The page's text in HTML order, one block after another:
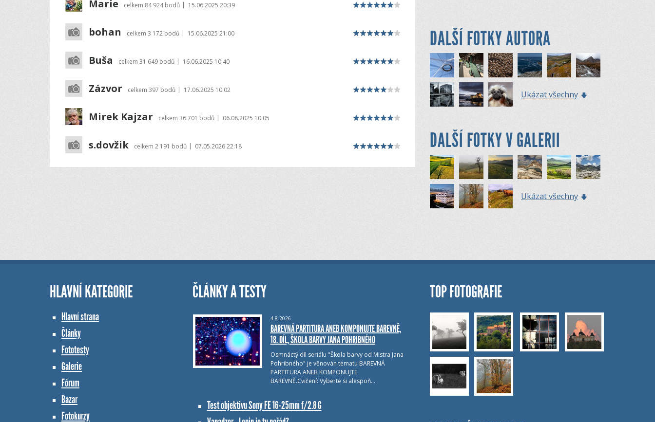
Marie celkem 84 924 bodů | 15.06.2025 20:39
bohan celkem 3 172 bodů | 15.06.2025 21:00
Buša celkem 31 649 bodů | 16.06.2025 10:40
Zázvor celkem 397 bodů | 17.06.2025 10:02
Mirek Kajzar celkem 36 701 bodů | 06.08.2025 10:05
s.dovžik celkem 2 191 bodů | 07.05.2026 22:18
DALŠÍ FOTKY AUTORA
Ukázat všechny
DALŠÍ FOTKY V GALERII
Ukázat všechny
HLAVNÍ KATEGORIE
Hlavní strana
Články
Fototesty
Galerie
Fórum
Bazar
Fotokurzy
ČLÁNKY A TESTY
4.8.2026
BAREVNÁ PARTITURA ANEB KOMPONUJTE BAREVNĚ,
18. DÍL, ŠKOLA BARVY JANA POHRIBNÉHO
Osmnáctý díl seriálu "Škola barvy od Mistra Jana
Pohribného" je věnován tématu BAREVNÁ
PARTITURA ANEB KOMPONUJTE
BAREVNĚ.Cvičení: Vyberte si alespoň…
Test objektivu Sony FE 16-25mm f/2.8 G
TOP FOTOGRAFIE